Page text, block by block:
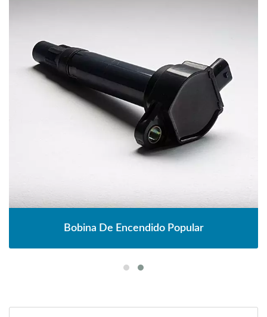
Bobina De Encendido Popular